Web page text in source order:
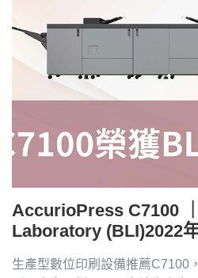
AccurioPress C7100
Laboratory (BLI)2022
生產型數位印刷設備推薦C7100